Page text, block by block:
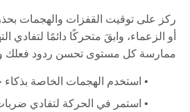
ركز على توقيت القفزات والهجمات
أو الزعماء، وابقَ متحركًا دائمًا
ممارسة كل مستوى تحسن ردود فعلك
استخدم الهجمات الخاصة بذكاء
استمر في الحركة لتفادي